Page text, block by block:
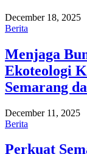
December 18, 2025
Berita
Menjaga
Ekoteologi
Semarang
December 11, 2025
Berita
Perkuat